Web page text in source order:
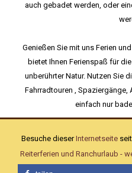
auch gebadet werden, oder
Genießen Sie mit uns Ferien
bietet Ihnen Ferienspaß für
unberührter Natur. Nutzen Sie
Fahrradtouren ,
einfach nur
Besuche dieserInternetseiteseit
Reiterferien und Ranchurlaub -